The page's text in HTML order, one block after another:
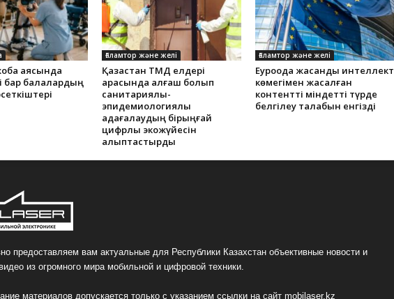
аясында
бар балалардың
Ғаламтор және желі
Қазақстан ТМД елдері
арасында алғаш болып
санитариялық-
эпидемиологиялық
қадағалаудың бірыңғай
цифрлық экожүйесін
қалыптастырды
Ғаламтор және желі
Еуроодақ жасанды интеллект
көмегімен жасалған
контентті міндетті түрде
белгілеу талабын енгізді
предоставляем вам актуальные для Республики Казахстан объективные новости и
из огромного мира мобильной и цифровой техники.
материалов допускается только с указанием ссылки на сайт mobilaser.kz